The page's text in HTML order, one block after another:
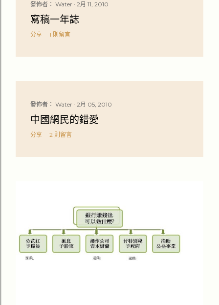
發佈者： Water 2月 11, 2010
寫稿一年誌
分享 1 則留言
發佈者： Water 2月 05, 2010
中國網民的錯愛
分享 2 則留言